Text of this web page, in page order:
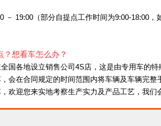
－ 19:00（部分自提点工作时间为9:00-18:00
？想看车怎么办？
国各地设立销售公司4S店，这是由专用车的
会在合同规定的时间范围内将车辆及车辆完
欢迎您来实地考察生产实力及产品工艺，我们